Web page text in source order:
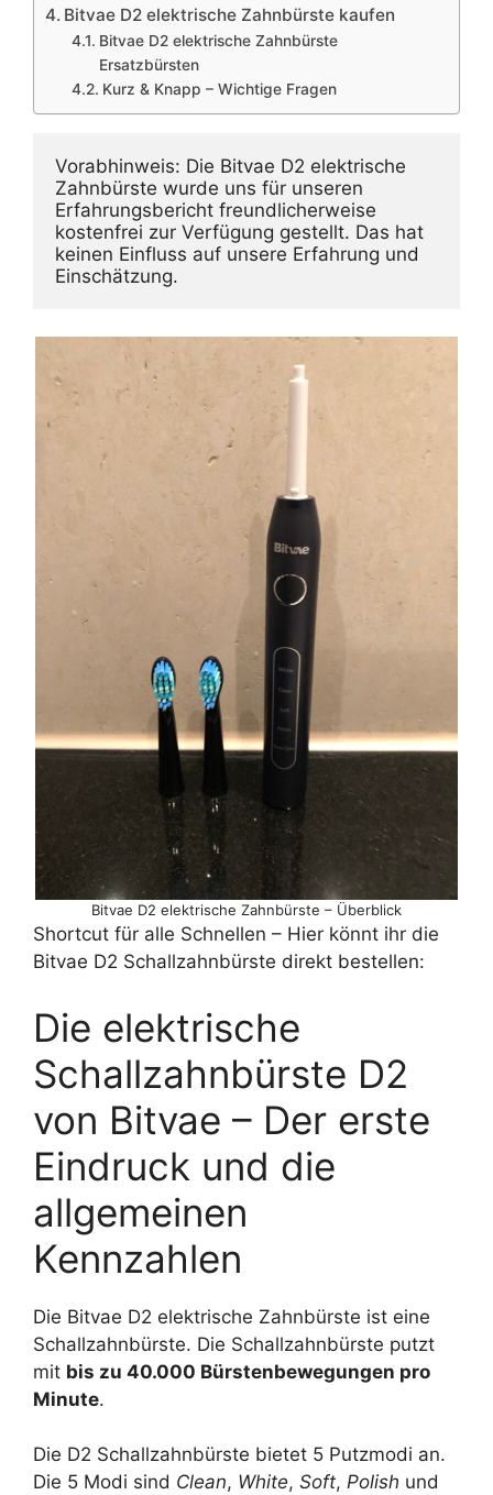
Bitvae D2 elektrische Zahnbürste kaufen
Bitvae D2 elektrische Zahnbürste
Ersatzbürsten
Kurz & Knapp – Wichtige Fragen
Vorabhinweis: Die Bitvae D2 elektrische
Zahnbürste wurde uns für unseren
Erfahrungsbericht freundlicherweise
kostenfrei zur Verfügung gestellt. Das hat
keinen Einfluss auf unsere Erfahrung und
Einschätzung.
Bitvae D2 elektrische Zahnbürste – Überblick
Shortcut für alle Schnellen – Hier könnt ihr die
Bitvae D2 Schallzahnbürste direkt bestellen:
Die elektrische
Schallzahnbürste D2
von Bitvae – Der erste
Eindruck und die
allgemeinen
Kennzahlen
Die Bitvae D2 elektrische Zahnbürste ist eine
Schallzahnbürste. Die Schallzahnbürste putzt
mit bis zu 40.000 Bürstenbewegungen pro
Minute.
Die D2 Schallzahnbürste bietet 5 Putzmodi an.
Die 5 Modi sind Clean, White, Soft, Polish und